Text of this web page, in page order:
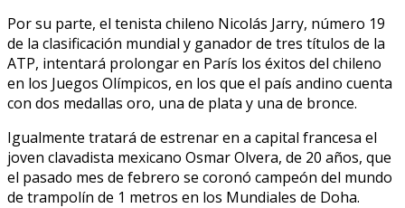
Por su parte, el tenista chileno Nicolás Jarry, número 19
de la clasificación mundial y ganador de tres títulos de la
ATP, intentará prolongar en París los éxitos del chileno
en los Juegos Olímpicos, en los que el país andino cuenta
con dos medallas oro, una de plata y una de bronce.
Igualmente tratará de estrenar en a capital francesa el
joven clavadista mexicano Osmar Olvera, de 20 años, que
el pasado mes de febrero se coronó campeón del mundo
de trampolín de 1 metros en los Mundiales de Doha.